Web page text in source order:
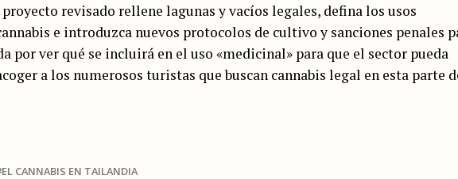
proyecto revisado rellene lagunas y vacíos legales, defina los usos
e introduzca nuevos protocolos de cultivo y sanciones penales
por ver qué se incluirá en el uso «medicinal» para que el sector pueda
a los numerosos turistas que buscan cannabis legal en esta parte
EL CANNABIS EN TAILANDIA